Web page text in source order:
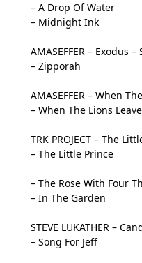
– A Drop Of Water
– Midnight Ink
AMASEFFER – Exodus
– Zipporah
AMASEFFER – When
– When The Lions
TRK PROJECT – The
– The Little Prince
– The Rose With Four
– In The Garden
STEVE LUKATHER –
– Song For Jeff